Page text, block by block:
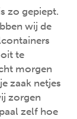
zo gepiept.
wij de
te
morgen
zaak netjes
zorgen
zelf hoe